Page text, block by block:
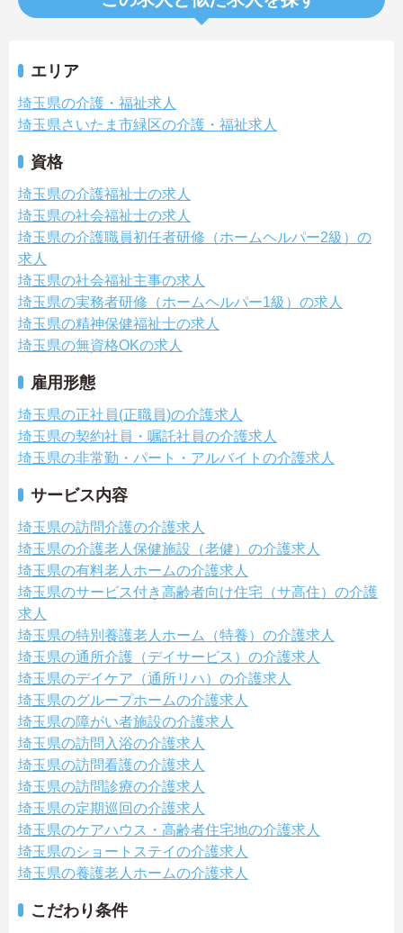
エリア
埼玉県の介護・福祉求人
埼玉県さいたま市緑区の介護・福祉求人
資格
埼玉県の介護福祉士の求人
埼玉県の社会福祉士の求人
埼玉県の介護職員初任者研修（ホームヘルパー2級）の
求人
埼玉県の社会福祉主事の求人
埼玉県の実務者研修（ホームヘルパー1級）の求人
埼玉県の精神保健福祉士の求人
埼玉県の無資格OKの求人
雇用形態
埼玉県の正社員(正職員)の介護求人
埼玉県の契約社員・嘱託社員の介護求人
埼玉県の非常勤・パート・アルバイトの介護求人
サービス内容
埼玉県の訪問介護の介護求人
埼玉県の介護老人保健施設（老健）の介護求人
埼玉県の有料老人ホームの介護求人
埼玉県のサービス付き高齢者向け住宅（サ高住）の介護
求人
埼玉県の特別養護老人ホーム（特養）の介護求人
埼玉県の通所介護（デイサービス）の介護求人
埼玉県のデイケア（通所リハ）の介護求人
埼玉県のグループホームの介護求人
埼玉県の障がい者施設の介護求人
埼玉県の訪問入浴の介護求人
埼玉県の訪問看護の介護求人
埼玉県の訪問診療の介護求人
埼玉県の定期巡回の介護求人
埼玉県のケアハウス・高齢者住宅地の介護求人
埼玉県のショートステイの介護求人
埼玉県の養護老人ホームの介護求人
こだわり条件